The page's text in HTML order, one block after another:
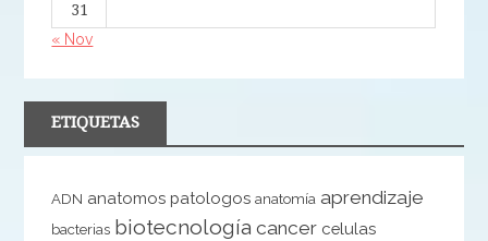
31
« Nov
ETIQUETAS
ADN anatomos patologos anatomía aprendizaje
bacterias biotecnología cancer celulas